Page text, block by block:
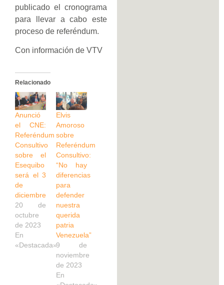
publicado el cronograma
para llevar a cabo este
proceso de referéndum.
Con información de VTV
Relacionado
Anunció
el CNE:
Referéndum
Consultivo
sobre el
Esequibo
será el 3
de
diciembre
20 de
octubre
de 2023
En
«Destacada»
Elvis
Amoroso
sobre
Referéndum
Consultivo:
“No hay
diferencias
para
defender
nuestra
querida
patria
Venezuela”
9 de
noviembre
de 2023
En